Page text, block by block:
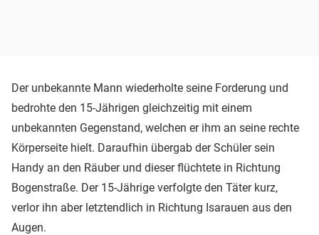
Der unbekannte Mann wiederholte seine Forderung und
bedrohte den 15-Jährigen gleichzeitig mit einem
unbekannten Gegenstand, welchen er ihm an seine rechte
Körperseite hielt. Daraufhin übergab der Schüler sein
Handy an den Räuber und dieser flüchtete in Richtung
Bogenstraße. Der 15-Jährige verfolgte den Täter kurz,
verlor ihn aber letztendlich in Richtung Isarauen aus den
Augen.